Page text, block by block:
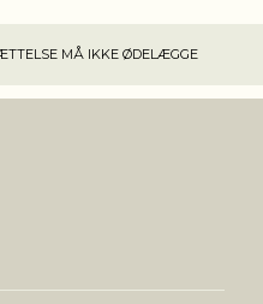
MÅ IKKE ØDELÆGGE